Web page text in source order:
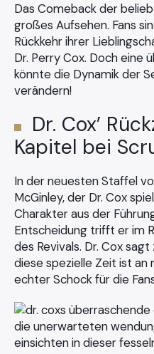
Das Comeback der
großes Aufsehen. Fans
Rückkehr ihrer
Dr. Perry Cox. Doch eine
könnte die Dynamik der
verändern!
Dr. Cox’
Kapitel bei
In der neuesten Staffel
McGinley, der Dr. Cox
Charakter aus der
Entscheidung trifft er im
des Revivals. Dr. Cox sagt
diese spezielle Zeit ist an
echter Schock für die